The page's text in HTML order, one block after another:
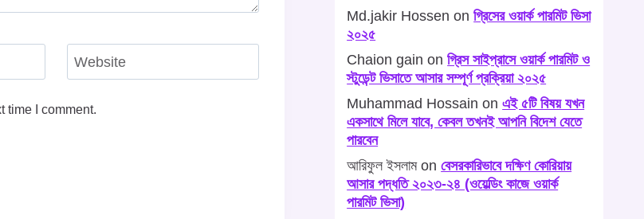
Website
time I comment.
Md.jakir Hossen onগ্রিসের ওয়ার্ক পারমিট ভিসা
২০২৫
Chaion gain onগ্রিস সাইপ্রাসে ওয়ার্ক পারমিট ও
স্টুডেন্ট ভিসাতে আসার সম্পূর্ণ প্রক্রিয়া ২০২৫
Muhammad Hossain onএই ৫টি বিষয় যখন
একসাথে মিলে যাবে, কেবল তখনই আপনি বিদেশ যেতে
পারবেন
আরিফুল ইসলামonবেসরকারিভাবে দক্ষিণ কোরিয়ায়
আসার পদ্ধতি ২০২৩-২৪ (ওয়েল্ডিং কাজে ওয়ার্ক
পারমিট ভিসা)